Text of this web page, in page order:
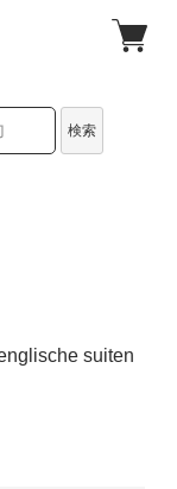
検索
suiten